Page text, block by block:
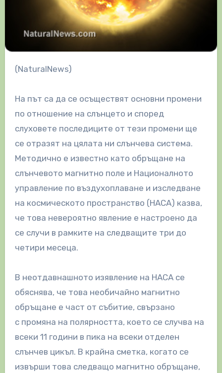
(NaturalNews)
На път са да се осъществят основни промени
по отношение на слънцето и според
слуховете последиците от тези промени ще
се отразят на цялата ни слънчева система.
Методично е известно като обръщане на
слънчевото магнитно поле и Националното
управление по въздухоплаване и изследване
на космическото пространство (НАСА) казва,
че това невероятно явление е настроено да
се случи в рамките на следващите три до
четири месеца.
В неотдавнашното изявление на НАСА се
обяснява, че това необичайно магнитно
обръщане е част от събитие, свързано
с промяна на полярността, което се случва на
всеки 11 години в пика на всеки отделен
слънчев цикъл. В крайна сметка, когато се
извърши това следващо магнитно обръщане,